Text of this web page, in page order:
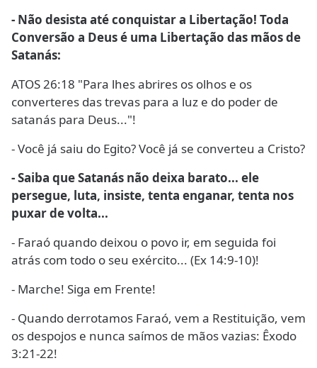
- Não desista até conquistar a Libertação! Toda
Conversão a Deus é uma Libertação das mãos de
Satanás:
ATOS 26:18 "Para lhes abrires os olhos e os
converteres das trevas para a luz e do poder de
satanás para Deus..."!
- Você já saiu do Egito? Você já se converteu a Cristo?
- Saiba que Satanás não deixa barato... ele
persegue, luta, insiste, tenta enganar, tenta nos
puxar de volta...
- Faraó quando deixou o povo ir, em seguida foi
atrás com todo o seu exército... (Ex 14:9-10)!
- Marche! Siga em Frente!
- Quando derrotamos Faraó, vem a Restituição, vem
os despojos e nunca saímos de mãos vazias: Êxodo
3:21-22!